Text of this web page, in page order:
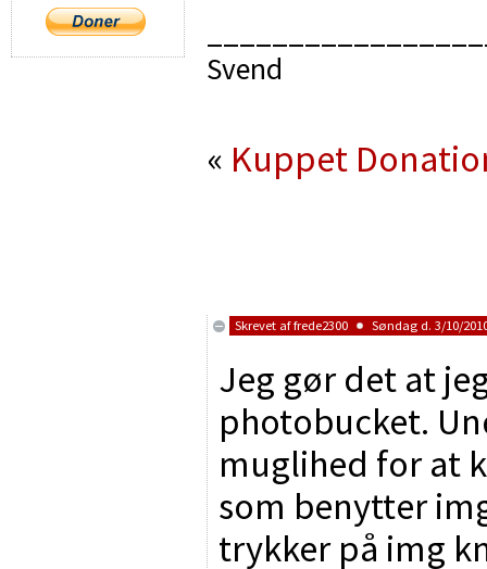
Svend
« Kuppet
Skrevet affrede2300 Søndag d. 3/10/
Jeg gør det at
photobucket.
muglihed for at
som benytter
trykker på img